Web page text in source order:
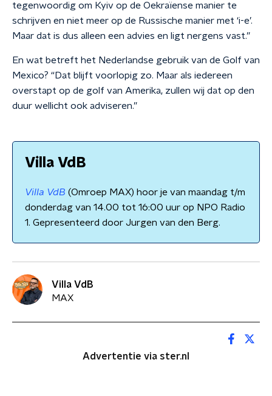
tegenwoordig om Kyiv op de Oekraïense manier te
schrijven en niet meer op de Russische manier met ‘i-e’.
Maar dat is dus alleen een advies en ligt nergens vast.”
En wat betreft het Nederlandse gebruik van de Golf van
Mexico? “Dat blijft voorlopig zo. Maar als iedereen
overstapt op de golf van Amerika, zullen wij dat op den
duur wellicht ook adviseren.”
Villa VdB
Villa VdB (Omroep MAX) hoor je van maandag t/m
donderdag van 14.00 tot 16:00 uur op NPO Radio
1. Gepresenteerd door Jurgen van den Berg.
Villa VdB
MAX
Advertentie via ster.nl